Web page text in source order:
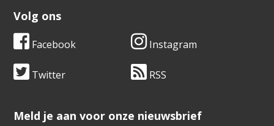
Volg ons
Facebook Instagram
Twitter RSS
​​​​​​​Meld je aan voor onze nieuwsbrief